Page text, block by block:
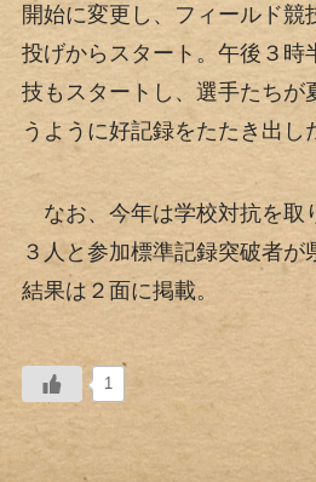
開始に変更し、フィールド競
投げからスタート。午後３時
技もスタートし、選手たちが
うように好記録をたたき出し
なお、今年は学校対抗を取
３人と参加標準記録突破者が
結果は２面に掲載。
1